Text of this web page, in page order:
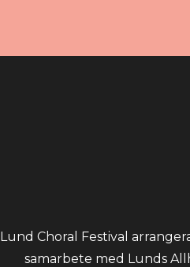
Lund Choral Festival
samarbete med Lunds